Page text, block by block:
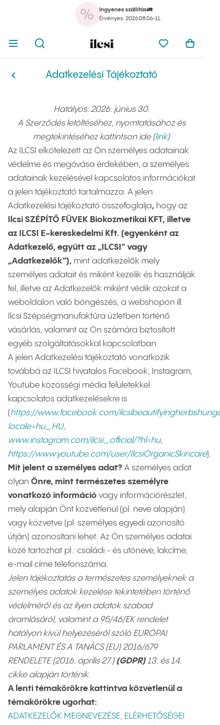
Ingyenes szállítás🚛
Érvényes: 2026.08.06-11.
Ilcsi kezdőlap
Kereső megnyitása
Ilcsi kezdőlap
Menü megnyitása
Kereső megnyitása Kedvenceim
A
Adatkezelési Tájékoztató
Adatkezelési Tájékoztató
Hatályos: 2026. június 30.
A Szerződés letöltéséhez, nyomtatásához és
megtekintéséhez kattintson ide (link)
Az ILCSI elkötelezett az Ön személyes adatainak
védelme és megóvása érdekében, a személyes
adatainak kezelésével kapcsolatos információkat
a jelen tájékoztató tartalmazza. A jelen
Adatkezelési tájékoztató összefoglalja, hogy az
Ilcsi SZÉPÍTŐ FÜVEK Biokozmetikai KFT, illetve
az ILCSI E-kereskedelmi Kft. (egyenként az
Adatkezelő, együtt az „ILCSI” vagy
„Adatkezelők”), mint adatkezelők mely
személyes adatait és miként kezelik és használják
fel, illetve az Adatkezelők miként védik azokat a
weboldalon való böngészés, a webshopon ill.
Ilcsi Szépségmanufaktúra üzletben történő
vásárlás, valamint az Ön számára biztosított
egyéb szolgáltatásokkal kapcsolatban.
A jelen Adatkezelési tájékoztató vonatkozik
továbbá az ILCSI hivatalos Facebook, Instagram,
Youtube közösségi média felületekkel
kapcsolatos adatkezelésekre is
(https://www.facebook.com/
locale=hu_HU,
www.instagram.com/ilcsi_official/?hl=hu,
https://www.youtube.com/user/IlcsiOrganicSkincare).
Mit jelent a személyes adat? A személyes adat
olyan Önre, mint természetes személyre
vonatkozó információ vagy információrészlet,
mely alapján Önt közvetlenül (pl. neve alapján)
vagy közvetve (pl. személyes egyedi azonosító
útján) azonosítani lehet. Az Ön személyes adatai
közé tartozhat pl.: családi - és utóneve, lakcíme,
e-mail címe telefonszáma.
Jelen tájékoztatás a természetes személyeknek a
személyes adatok kezelése tekintetében történő
védelméről és az ilyen adatok szabad
áramlásáról, valamint a 95/46/EK rendelet
hatályon kívül helyezéséről szóló EURÓPAI
PARLAMENT ÉS A TANÁCS (EU) 2016/679
RENDELETE (2016. április 27.) (GDPR)13. és 14.
cikke alapján történik.
A lenti témakörökre kattintva közvetlenül a
témakörökre ugorhat:
ADATKEZELŐK MEGNEVEZÉSE, ELÉRHETŐSÉGEI